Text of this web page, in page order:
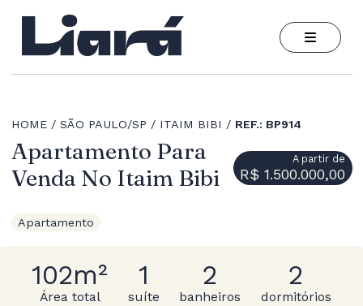
HOME SÃO PAULO/SP ITAIM BIBI REF.: BP914
Apartamento Para
Venda No Itaim Bibi
A partir de
R$ 1.500.000,00
Apartamento
102m²
Área total
1
suíte
2
banheiros
2
dormitórios